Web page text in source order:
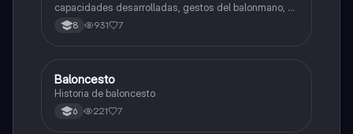
capacidades desarrolladas, gestos del balonmano, el
juego, reglas etc...
8 931 7
Educación Física
Baloncesto
Historia de baloncesto
6 221 7